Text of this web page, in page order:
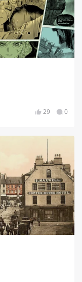
29 0